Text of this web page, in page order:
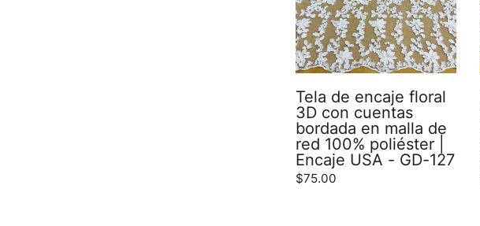
Tela de encaje floral
3D con cuentas
bordada en malla de
red 100% poliéster |
Encaje USA - GD-127
$75.00